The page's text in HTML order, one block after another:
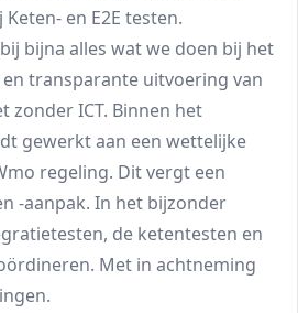
en E2E testen.
bijna alles wat we doen bij het
en transparante uitvoering van
zonder ICT. Binnen het
gewerkt aan een wettelijke
regeling. Dit vergt een
-aanpak. In het bijzonder
de ketentesten en
Met in achtneming